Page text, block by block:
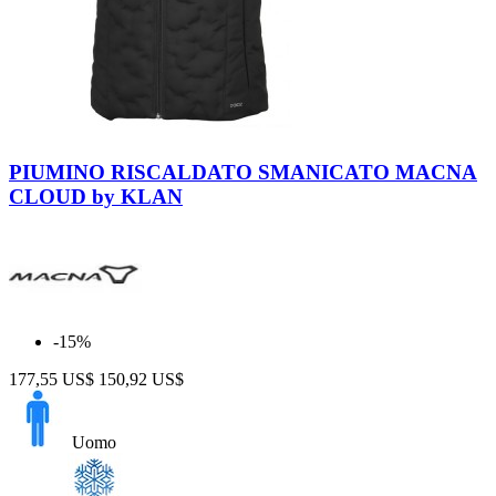
PIUMINO RISCALDATO SMANICATO MACNA
CLOUD by KLAN
-15%
177,55 US$ 150,92 US$
Uomo